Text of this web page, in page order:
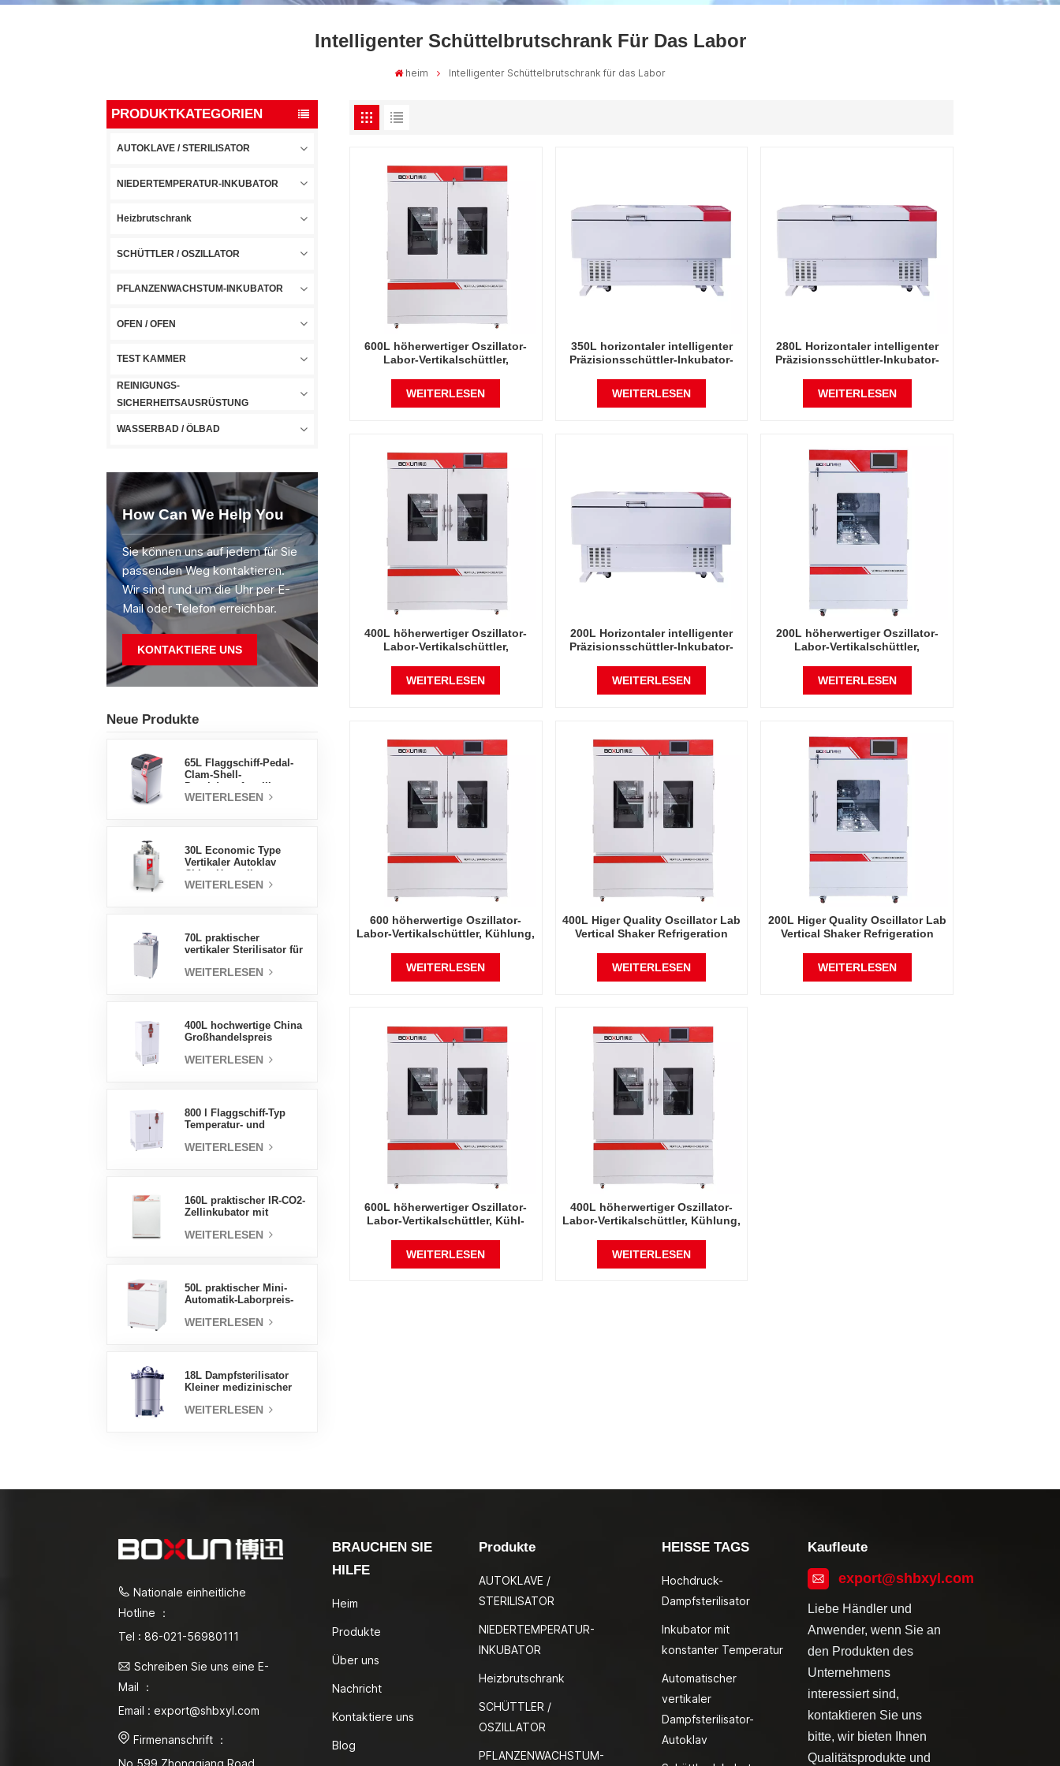
Intelligenter Schüttelbrutschrank Für Das Labor
heim Intelligenter Schüttelbrutschrank für das Labor
PRODUKTKATEGORIEN
AUTOKLAVE / STERILISATOR
NIEDERTEMPERATUR-INKUBATOR
Heizbrutschrank
SCHÜTTLER / OSZILLATOR
PFLANZENWACHSTUM-INKUBATOR
OFEN / OFEN
TEST KAMMER
REINIGUNGS-
SICHERHEITSAUSRÜSTUNG
WASSERBAD / ÖLBAD
How Can We Help You
Sie können uns auf jedem für Sie
passenden Weg kontaktieren.
Wir sind rund um die Uhr per E-
Mail oder Telefon erreichbar.
KONTAKTIERE UNS
Neue Produkte
65L Flaggschiff-Pedal-
Clam-Shell-
Fabrik
WEITERLESEN
30L Economic Type
Vertikaler Autoklav
Druckdampfsterilisator
WEITERLESEN
70L praktischer
vertikaler Sterilisator für
Design,
WEITERLESEN
400L hochwertige China
Großhandelspreis
Luftfeuchtigkeit stabile
WEITERLESEN
800 l Flaggschiff-Typ
Temperatur- und
Inkubatorkammer,
WEITERLESEN
160L praktischer IR-CO2-
Zellinkubator mit
professionelle Fabrik-
WEITERLESEN
50L praktischer Mini-
Automatik-Laborpreis-
WEITERLESEN
18L Dampfsterilisator
Kleiner medizinischer
Autoklav
WEITERLESEN
600L höherwertiger Oszillator-
Labor-Vertikalschüttler,
Rotations-Orbitalschüttel-
Inkubator
WEITERLESEN
350L horizontaler intelligenter
Präzisionsschüttler-Inkubator-
Schüttelinkubator
WEITERLESEN
280L Horizontaler intelligenter
Präzisionsschüttler-Inkubator-
Schüttelinkubator
WEITERLESEN
400L höherwertiger Oszillator-
Labor-Vertikalschüttler,
Rotations-Orbitalschüttel-
Inkubator
WEITERLESEN
200L Horizontaler intelligenter
Präzisionsschüttler-Inkubator-
Schüttelinkubator
WEITERLESEN
200L höherwertiger Oszillator-
Labor-Vertikalschüttler,
Rotations-Orbitalschüttel-
Inkubator
WEITERLESEN
600 höherwertige Oszillator-
Labor-Vertikalschüttler, Kühlung,
Orbitalschüttel-Inkubator
WEITERLESEN
400L Higer Quality Oscillator Lab
Vertical Shaker Refrigeration
Incubator
WEITERLESEN
200L Higer Quality Oscillator Lab
Vertical Shaker Refrigeration
WEITERLESEN
600L höherwertiger Oszillator-
Labor-Vertikalschüttler, Kühl-
Rotations-Orbitalschüttel-
WEITERLESEN
400L höherwertiger Oszillator-
Labor-Vertikalschüttler, Kühlung,
Orbitalschüttel-Inkubator
WEITERLESEN
Nationale einheitliche
Hotline ：
Tel : 86-021-56980111
Schreiben Sie uns eine E-
Mail ：
Email : export@shbxyl.com
Firmenanschrift ：
BRAUCHEN SIE
HILFE
Heim
Produkte
Über uns
Nachricht
Kontaktiere uns
Blog
Produkte
AUTOKLAVE /
STERILISATOR
NIEDERTEMPERATUR-
INKUBATOR
Heizbrutschrank
SCHÜTTLER /
OSZILLATOR
PFLANZENWACHSTUM-
HEISSE TAGS
Hochdruck-
Dampfsterilisator
Inkubator mit
konstanter Temperatur
Automatischer
vertikaler
Dampfsterilisator-
Autoklav
Kaufleute
export@shbxyl.com
Liebe Händler und
Anwender, wenn Sie an
den Produkten des
Unternehmens
interessiert sind,
kontaktieren Sie uns
bitte, wir bieten Ihnen
Qualitätsprodukte und